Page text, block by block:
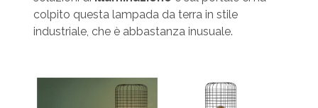
colpito questa lampada da terra in stile
industriale, che è abbastanza inusuale.